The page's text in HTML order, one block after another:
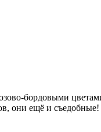
бордовыми
они ещё и съедобные!